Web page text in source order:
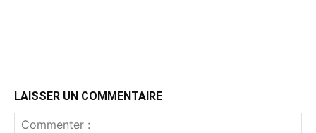
LAISSER UN COMMENTAIRE